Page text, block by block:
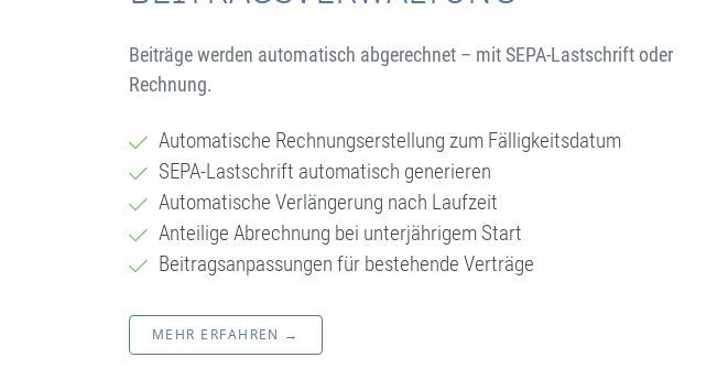
Beiträge werden automatisch abgerechnet – mit SEPA-Lastschrift oder
Rechnung.
Automatische Rechnungserstellung zum Fälligkeitsdatum
SEPA-Lastschrift automatisch generieren
Automatische Verlängerung nach Laufzeit
Anteilige Abrechnung bei unterjährigem Start
Beitragsanpassungen für bestehende Verträge
MEHR ERFAHREN →